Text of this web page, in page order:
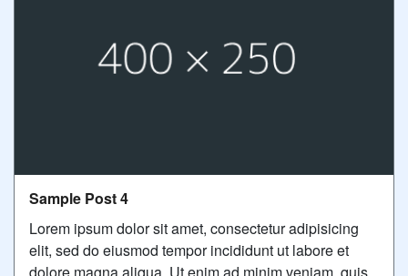
Sample Post 4
Lorem ipsum dolor sit amet, consectetur adipisicing
elit, sed do eiusmod tempor incididunt ut labore et